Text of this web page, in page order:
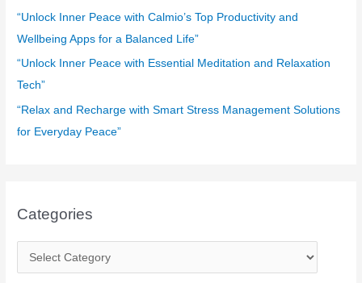
“Unlock Inner Peace with Calmio’s Top Productivity and
Wellbeing Apps for a Balanced Life”
“Unlock Inner Peace with Essential Meditation and Relaxation
Tech”
“Relax and Recharge with Smart Stress Management Solutions
for Everyday Peace”
Categories
a